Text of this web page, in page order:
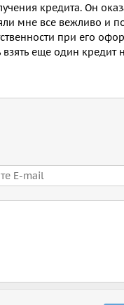
кредита. Он
мне все вежливо и
при его
еще один кредит